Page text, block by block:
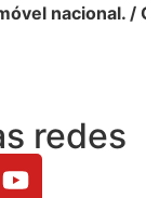
nacional. /
redes